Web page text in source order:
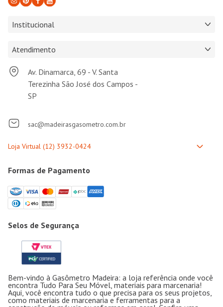
Institucional
Atendimento
Av. Dinamarca, 69 - V. Santa
SP
Formas de Pagamento
Selos de Segurança
Bem-vindo à Gasômetro Madeira: a loja referência onde você
encontra Tudo Para Seu Móvel, materiais para marcenaria!
Aqui, você encontra tudo o que precisa para os seus projetos,
como materiais de marcenaria e ferramentas para a
construção de móveis ou reformas em geral. Confira uma
variedade demáquinaseferramentas elétricascomo
parafusadeiras e lixadeiras,ferramentas manuais, como